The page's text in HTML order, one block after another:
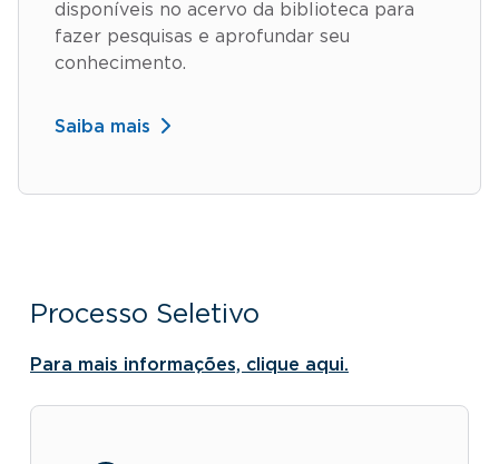
disponíveis no acervo da biblioteca para
fazer pesquisas e aprofundar seu
conhecimento.
Saiba mais
Processo Seletivo
Para mais informações, clique aqui.